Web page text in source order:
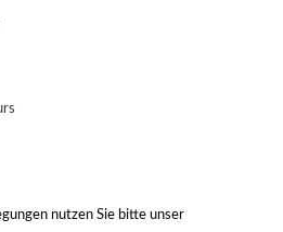
nutzen Sie bitte unser